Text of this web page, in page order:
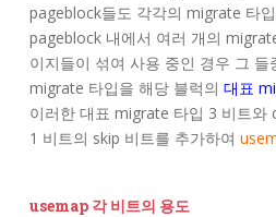
pageblock들도 각각의 migrate 타
pageblock 내에서 여러 개의
이지들이 섞여 사용 중인 경우 그 들
migrate 타입을 해당 블럭의 대표
이러한 대표 migrate 타입 3 비트
1 비트의 skip 비트를 추가하여
usemap 각 비트의 용도